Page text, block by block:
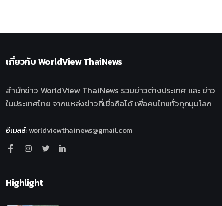
เกี่ยวกับWorldView ThaiNews
สำนักข่าว WorldView ThaiNews รวมข่าวต่างประเทศ และ ข่าว
ในประเทศไทย จากแหล่งข่าวที่เชื่อถือได้ เพื่อคนไทยทั่วทุกมุมโลก
อีเมลล์:worldviewthainews@gmail.com
Highlight